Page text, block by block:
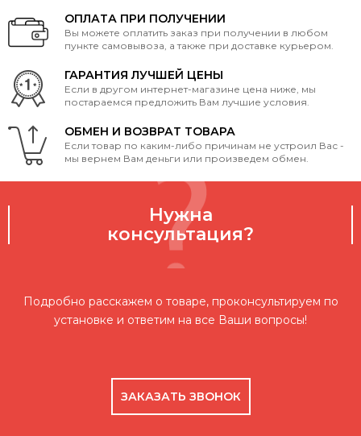
ОПЛАТА ПРИ ПОЛУЧЕНИИ
Вы можете оплатить заказ при получении в любом
пункте самовывоза, а также при доставке курьером.
ГАРАНТИЯ ЛУЧШЕЙ ЦЕНЫ
Если в другом интернет-магазине цена ниже, мы
постараемся предложить Вам лучшие условия.
ОБМЕН И ВОЗВРАТ ТОВАРА
Если товар по каким-либо причинам не устроил Вас -
мы вернем Вам деньги или произведем обмен.
Нужна
консультация?
Подробно расскажем о товаре, проконсультируем по
установке и ответим на все Ваши вопросы!
ЗАКАЗАТЬ ЗВОНОК